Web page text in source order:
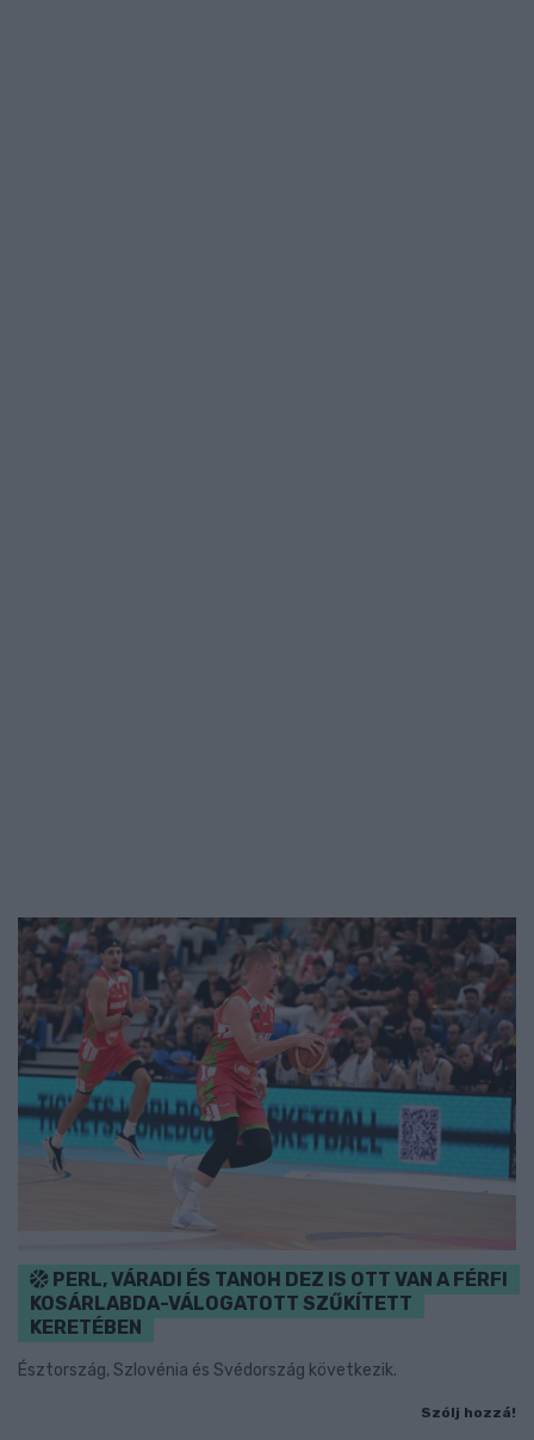
PERL, VÁRADI ÉS TANOH DEZ IS OTT VAN A FÉRFI
KOSÁRLABDA-VÁLOGATOTT SZŰKÍTETT
KERETÉBEN
Észtország, Szlovénia és Svédország következik.
Szólj hozzá!